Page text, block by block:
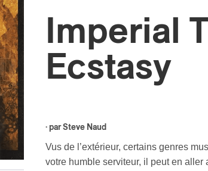
Imperial
Ecstasy
· parSteve Naud
Vus de l’extérieur, certains genres
votre humble serviteur, il peut en